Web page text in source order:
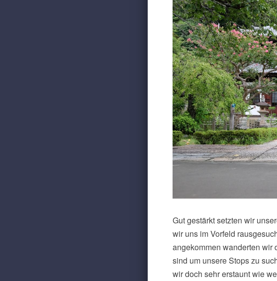
Gut gestärkt setzten wir
wir uns im Vorfeld
angekommen wanderten wir
sind um unsere Stops zu
wir doch sehr erstaunt wie